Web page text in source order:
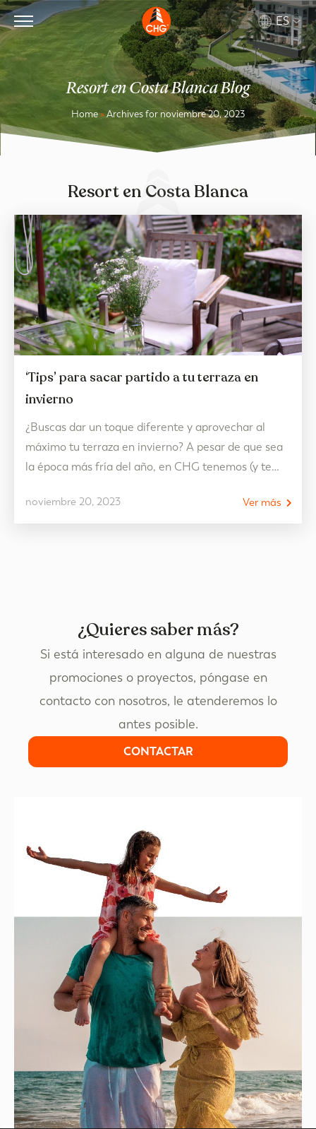
ES
Resort en Costa Blanca Blog
Home»Archives for noviembre 20, 2023
Resort en Costa Blanca
‘Tips’ para sacar partido a tu terraza en
invierno
noviembre 20, 2023
¿Buscas dar un toque diferente y aprovechar al
máximo tu terraza en invierno? A pesar de que sea
la época más fría del año, en CHG tenemos (y te
logres ya que tu preciada terraza puede adaptarse y
estar lista para su disfrute en cualquier temporada.
Ver más
¿Quieres saber más?
Si está interesado en alguna de nuestras
promociones o proyectos, póngase en
contacto con nosotros, le atenderemos lo
antes posible.
CONTACTAR